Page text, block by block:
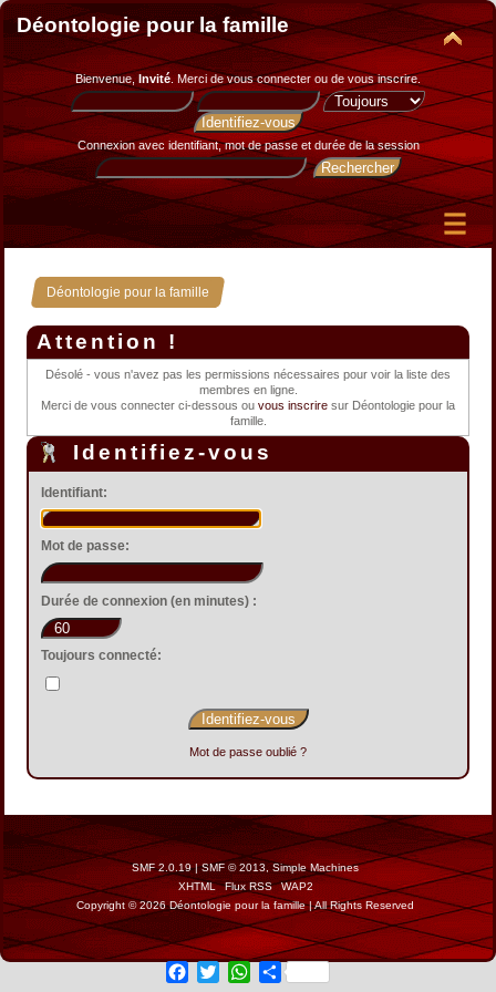
Déontologie pour la famille
Bienvenue, Invité. Merci devous connecter ou de vous inscrire.
Connexion avec identifiant, mot de passe et durée de la session
Déontologie pour la famille
Attention !
Désolé - vous n'avez pas les permissions nécessaires pour voir la liste des
membres en ligne.
Merci de vous connecter ci-dessous ou vous inscrire sur Déontologie pour la
famille.
Identifiez-vous
Identifiant:
Mot de passe:
Durée de connexion (en minutes) :
Toujours connecté:
Mot de passe oublié ?
SMF 2.0.19|SMF © 2013, Simple Machines
XHTML
Flux RSS
WAP2
Copyright © 2026 Déontologie pour la famille | All Rights Reserved
Facebook
Twitter WhatsApp
Share